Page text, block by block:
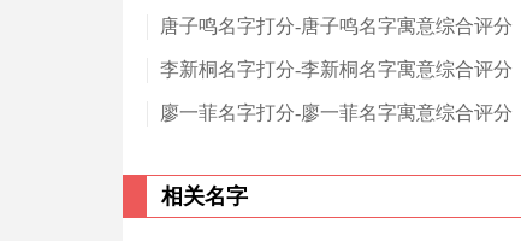
唐子鸣名字打分-唐子鸣名字寓意综合评分
李新桐名字打分-李新桐名字寓意综合评分
廖一菲名字打分-廖一菲名字寓意综合评分
相关名字